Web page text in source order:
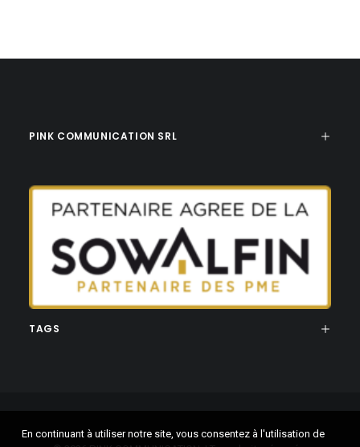
PINK COMMUNICATION SRL
TAGS
En continuant à utiliser notre site, vous consentez à l'utilisation de